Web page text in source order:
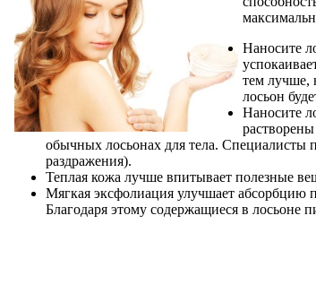
Наносите
тем лучше,
лосьон
Наносите
обычных лосьонах для тела. Специалисты
раздражения).
Теплая кожа лучше впитывает полезные
Мягкая эксфолиация улучшает абсорбцию
Благодаря этому содержащиеся в лосьоне